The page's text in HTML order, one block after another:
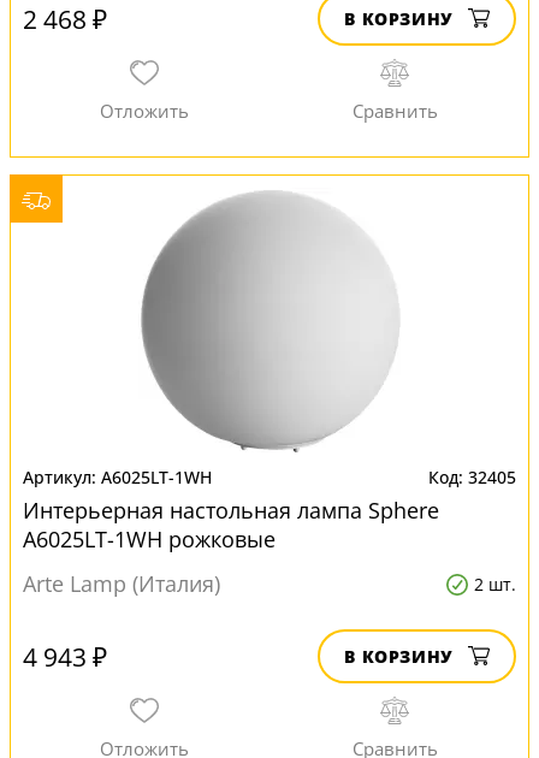
2 468 ₽ В КОРЗИНУ
A6025LT-1WH 32405
Интерьерная настольная лампа Sphere
A6025LT-1WH рожковые
Arte Lamp (Италия)
2 шт.
4 943 ₽ В КОРЗИНУ